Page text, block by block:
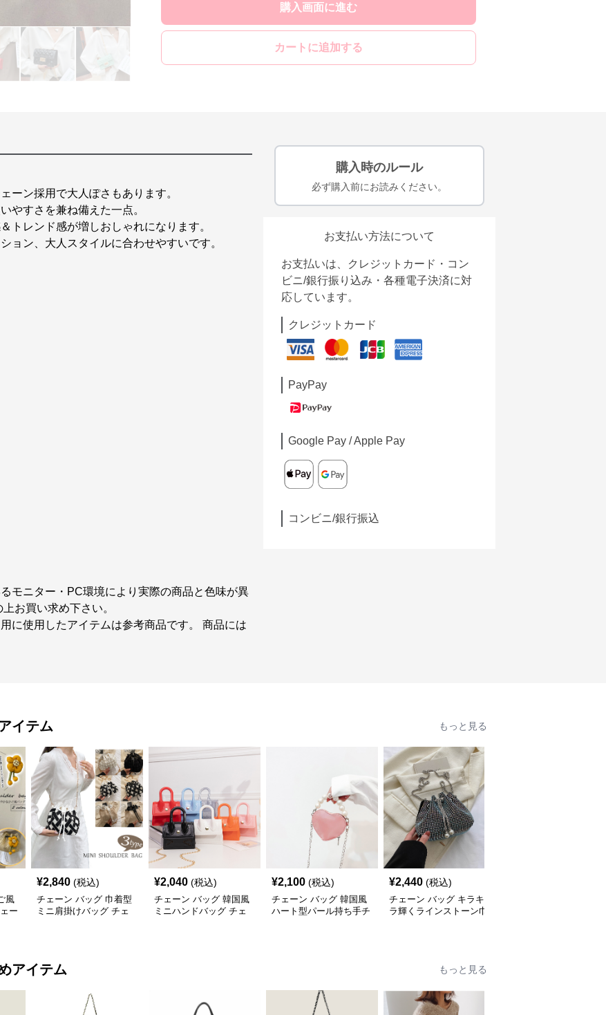
購入画面に進む
カートに追加する
ーン採用で大人ぽさもあります。
やすさを兼ね備えた一点。
トレンド感が増しおしゃれになります。
ョン、大人スタイルに合わせやすいです。
モニター・PC環境により実際の商品と色味が異
お買い求め下さい。
に使用したアイテムは参考商品です。 商品には
購入時のルール
必ず購入前にお読みください。
お支払い方法について
お支払いは、クレジットカード・コン
ビニ/銀行振り込み・各種電子決済に対
応しています。
クレジットカード
PayPay
Google Pay / Apple Pay
コンビニ/銀行振込
イテム もっと見る
風
ー
¥2,840 (税込)
チェーン バッグ 巾着型
ミニ肩掛けバッグ チェ
¥2,040 (税込)
チェーン バッグ 韓国風
ミニハンドバッグ チェ
¥2,100 (税込)
チェーン バッグ 韓国風
ハート型パール持ち手チ
¥2,440 (税込)
チェーン バッグ キラキ
ラ輝くラインストーン巾
アイテム もっと見る